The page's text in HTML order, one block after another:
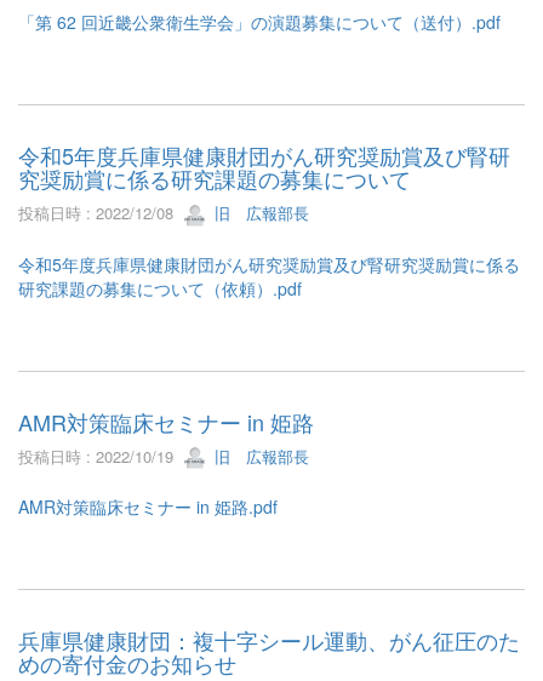
「第 62 回近畿公衆衛生学会」の演題募集について（送付）.pdf
令和5年度兵庫県健康財団がん研究奨励賞及び腎研
究奨励賞に係る研究課題の募集について
投稿日時 : 2022/12/08 旧 広報部長
令和5年度兵庫県健康財団がん研究奨励賞及び腎研究奨励賞に係る
研究課題の募集について（依頼）.pdf
AMR対策臨床セミナー in 姫路
投稿日時 : 2022/10/19 旧 広報部長
AMR対策臨床セミナー in 姫路.pdf
兵庫県健康財団：複十字シール運動、がん征圧のた
めの寄付金のお知らせ